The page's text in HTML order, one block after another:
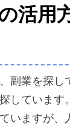
活用
副業を探し
しています。
いますが、